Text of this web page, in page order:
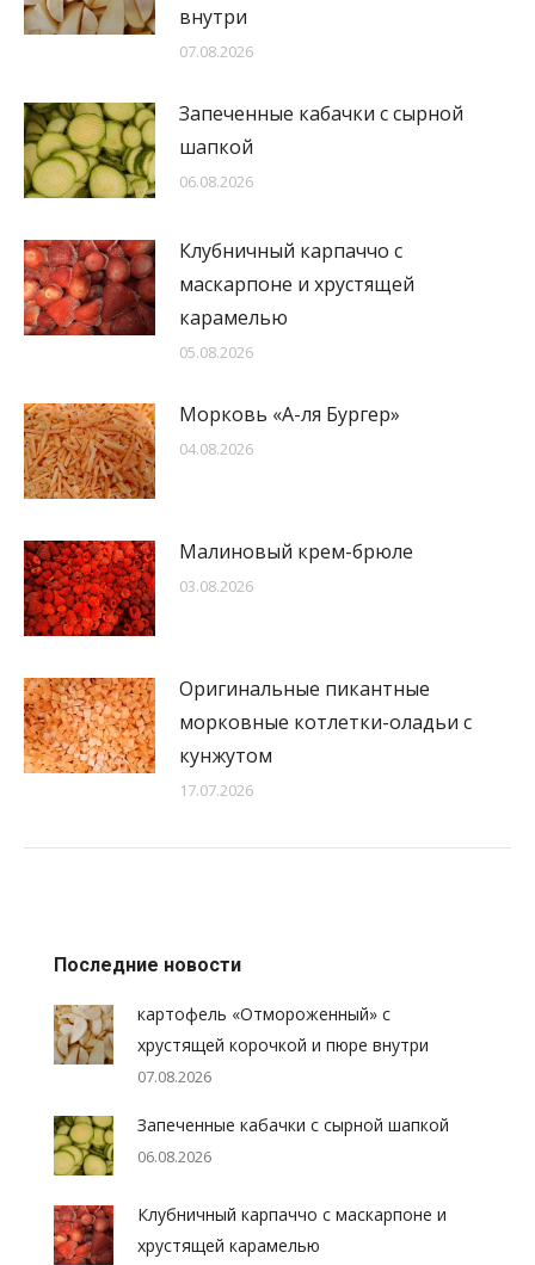
внутри
07.08.2026
Запеченные кабачки с сырной
шапкой
06.08.2026
Клубничный карпаччо с
маскарпоне и хрустящей
карамелью
05.08.2026
Морковь «А-ля Бургер»
04.08.2026
Малиновый крем-брюле
03.08.2026
Оригинальные пикантные
морковные котлетки-оладьи с
кунжутом
17.07.2026
Последние новости
картофель «Отмороженный» с
хрустящей корочкой и пюре внутри
07.08.2026
Запеченные кабачки с сырной шапкой
06.08.2026
Клубничный карпаччо с маскарпоне и
хрустящей карамелью